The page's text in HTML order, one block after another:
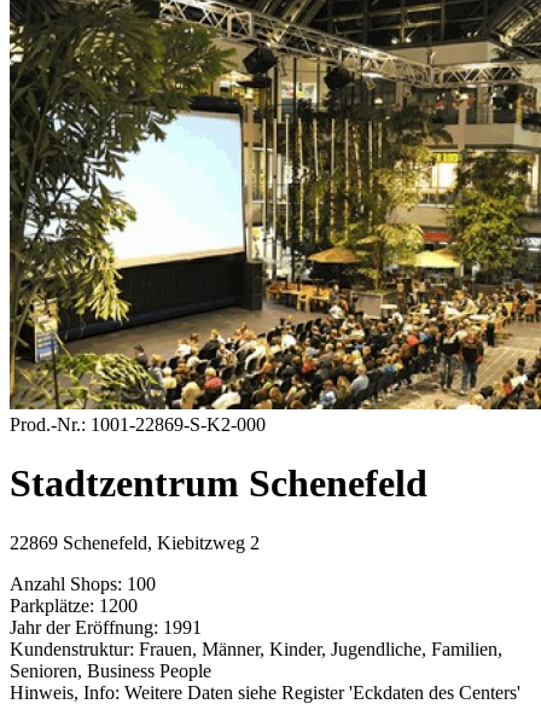
Prod.-Nr.: 1001-22869-S-K2-000
Stadtzentrum Schenefeld
22869 Schenefeld, Kiebitzweg 2
Anzahl Shops: 100
Parkplätze: 1200
Jahr der Eröffnung: 1991
Kundenstruktur: Frauen, Männer, Kinder, Jugendliche, Familien,
Senioren, Business People
Hinweis, Info: Weitere Daten siehe Register 'Eckdaten des Centers'